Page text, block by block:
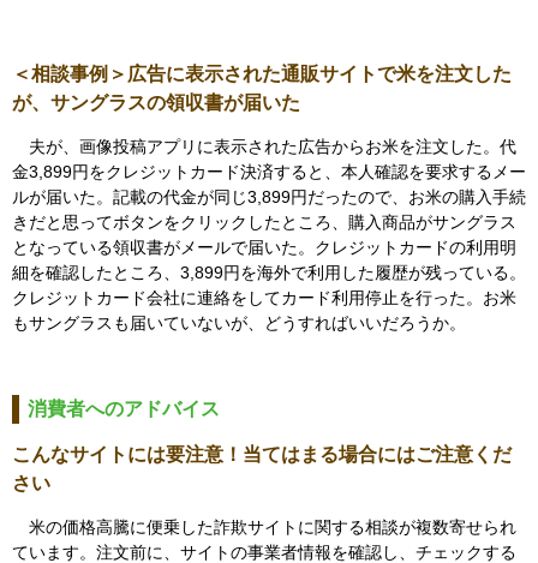
＜相談事例＞広告に表示された通販サイトで米を注文した
が、サングラスの領収書が届いた
夫が、画像投稿アプリに表示された広告からお米を注文した。代
金3,899円をクレジットカード決済すると、本人確認を要求するメー
ルが届いた。記載の代金が同じ3,899円だったので、お米の購入手続
きだと思ってボタンをクリックしたところ、購入商品がサングラス
となっている領収書がメールで届いた。クレジットカードの利用明
細を確認したところ、3,899円を海外で利用した履歴が残っている。
クレジットカード会社に連絡をしてカード利用停止を行った。お米
もサングラスも届いていないが、どうすればいいだろうか。
消費者へのアドバイス
こんなサイトには要注意！当てはまる場合にはご注意くだ
さい
米の価格高騰に便乗した詐欺サイトに関する相談が複数寄せられ
ています。注文前に、サイトの事業者情報を確認し、チェックする